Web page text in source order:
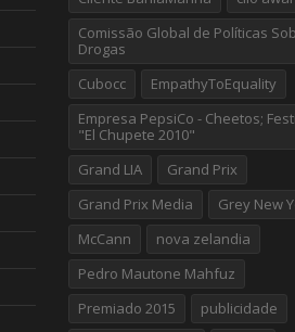
Comissão Global de Políticas
Drogas
Cubocc
EmpathyToEquality
Empresa PepsiCo - Cheetos;
"El Chupete 2010"
Grand LIA
Grand Prix
Grand Prix Media
Grey New
McCann
nova zelandia
Pedro Mautone Mahfuz
Premiado 2015
publicidade